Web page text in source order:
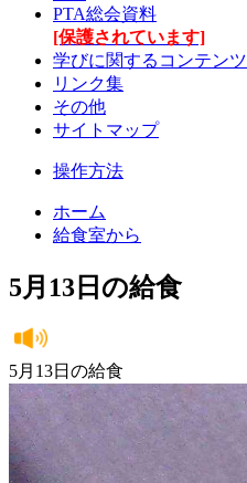
PTA総会資料
[保護されています]
学びに関するコンテンツ
リンク集
その他
サイトマップ
操作方法
ホーム
給食室から
5月13日の給食
5月13日の給食